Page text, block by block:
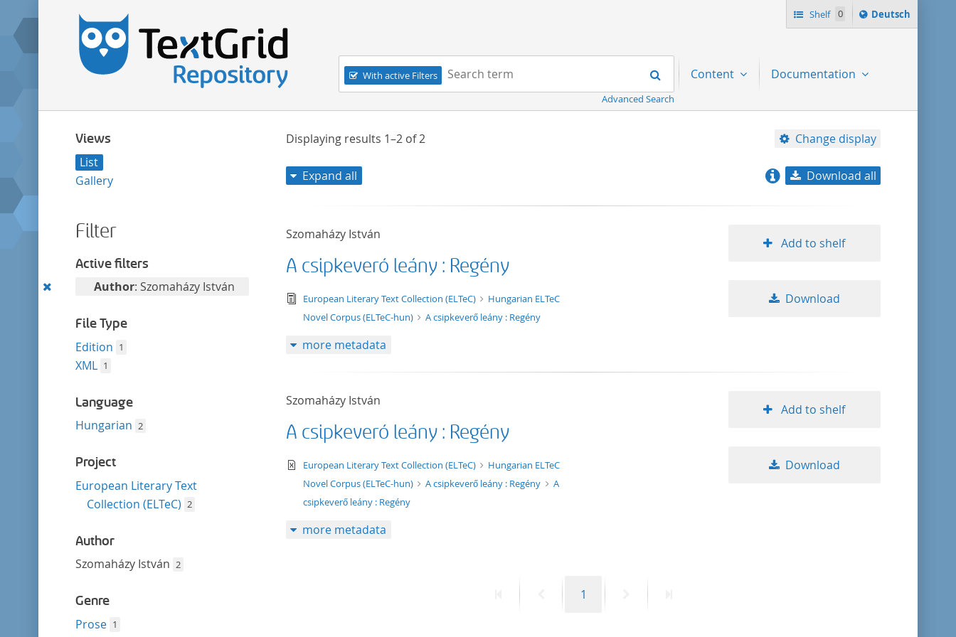
Shelf 0
Sprache
ï¿½ndern
Deutsch
Navigation
With active Filters
Search term:
Search
Advanced Search
Content Documentation
Views
List
Gallery
Filter
Active filters
Remove
filter
Author: Szomaházy István
File Type
Edition 1
XML 1
Language
Hungarian 2
Project
European Literary Text
Collection (ELTeC) 2
Author
Szomaházy István 2
Genre
Prose 1
Displaying results 1–2of2 Change display
title ascending
Expand all Download all
Szomaházy István
A csipkeverő leány : Regény
text/tg.edition+tg.aggregation+xml
European Literary Text Collection (ELTeC)
Hungarian ELTeC
Novel Corpus (ELTeC-hun)
A csipkeverő leány : Regény
Add to shelf
Download
more metadata
Szomaházy István
A csipkeverő leány : Regény
text/xml
European Literary Text Collection (ELTeC)
Hungarian ELTeC
Novel Corpus (ELTeC-hun)
A csipkeverő leány : Regény
A
csipkeverő leány : Regény
Add to shelf
Download
more metadata
PreviousPage
1